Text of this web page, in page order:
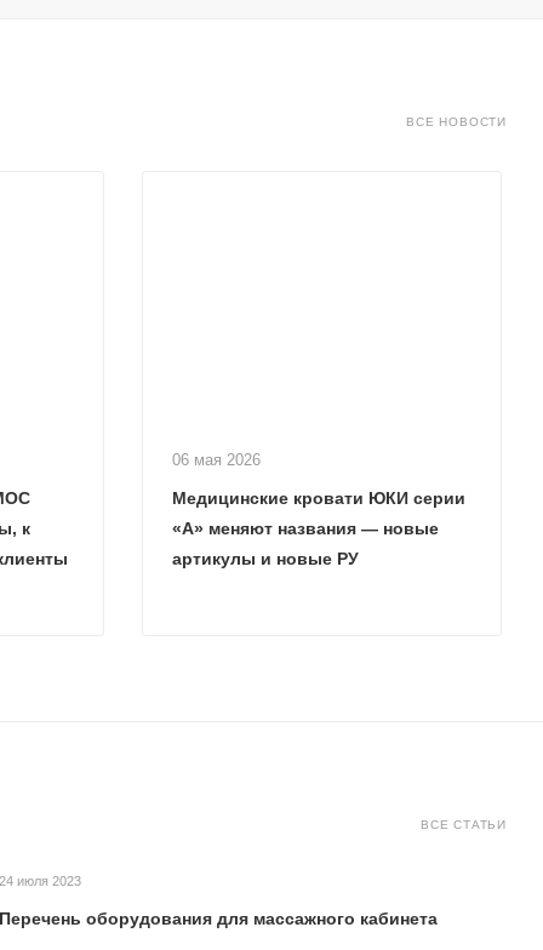
ВСЕ НОВОСТИ
к
06 мая 2026
Медицинские кровати ЮКИ серии
«А» меняют названия — новые
артикулы и новые РУ
ВСЕ СТАТЬИ
24 июля 2023
Перечень оборудования для массажного кабинета